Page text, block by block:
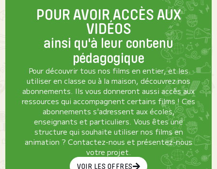
POUR AVOIR ACCÈS AUX
VIDÉOS
ainsi qu'à leur contenu
pédagogique
Pour découvrir tous nos films en entier, et les
utiliser en classe ou à la maison, découvrez nos
abonnements. Ils vous donneront aussi accès aux
ressources qui accompagnent certains films ! Ces
abonnements s'adressent aux écoles,
enseignants et particuliers. Vous êtes une
structure qui souhaite utiliser nos films en
animation ? Contactez-nous et présentez-nous
votre projet.
VOIR LES OFFRES